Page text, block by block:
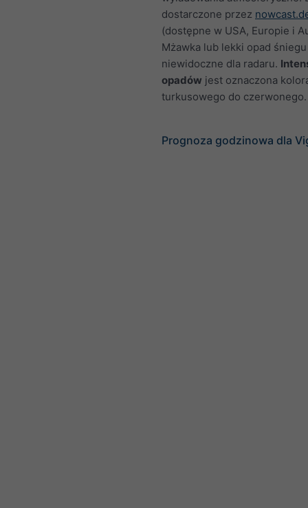
dostarczone przez
(dostępne w USA, Europie i
Mżawka lub lekki opad
niewidoczne dla radaru.
opadów jest oznaczona
turkusowego do czerwonego.
Prognoza godzinowa dla